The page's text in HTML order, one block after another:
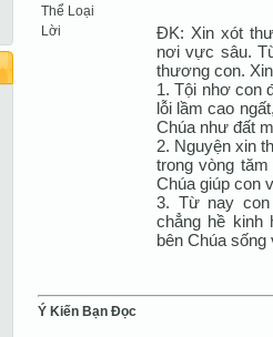
Thể Loại
Lời
ĐK: Xin xót
nơi vực sâu.
thương con.
1. Tội nhơ con
lỗi lầm cao
Chúa như đất
2. Nguyện xin
trong vòng
Chúa giúp con
3. Từ nay con
chẳng hề kinh
bên Chúa sống
Ý Kiến Bạn Ðọc